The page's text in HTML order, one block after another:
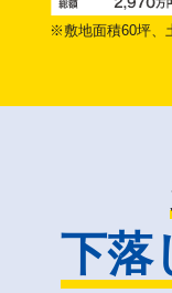
※敷地面積60坪、
下落